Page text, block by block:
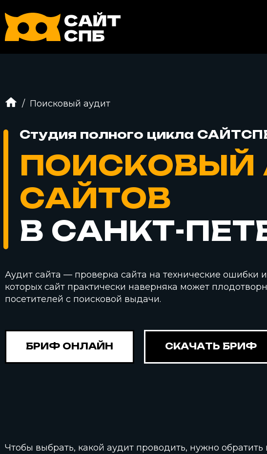
Поисковый аудит
Студия полного цикла
ПОИСКОВЫЙ
САЙТОВ
В САНКТ-
Аудит сайта — проверка сайта на технические ошибки
которых сайт практически наверняка может
посетителей с поисковой выдачи.
БРИФ ОНЛАЙН СКАЧАТЬ БРИФ
Чтобы выбрать, какой аудит проводить, нужно